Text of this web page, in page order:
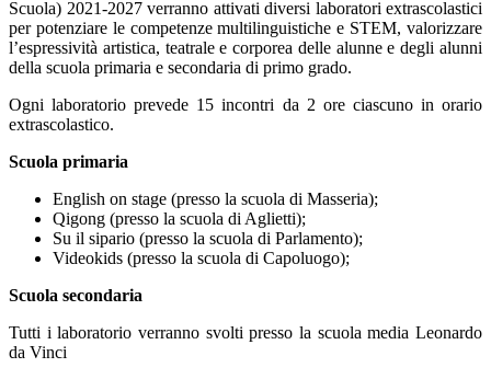
Scuola) 2021-2027 verranno attivati diversi laboratori extrascolastici
per potenziare le competenze multilinguistiche e STEM, valorizzare
l’espressività artistica, teatrale e corporea delle alunne e degli alunni
della scuola primaria e secondaria di primo grado.
Ogni laboratorio prevede 15 incontri da 2 ore ciascuno in orario
extrascolastico.
Scuola primaria
English on stage (presso la scuola di Masseria);
Qigong (presso la scuola di Aglietti);
Su il sipario (presso la scuola di Parlamento);
Videokids (presso la scuola di Capoluogo);
Scuola secondaria
Tutti i laboratorio verranno svolti presso la scuola media Leonardo
da Vinci